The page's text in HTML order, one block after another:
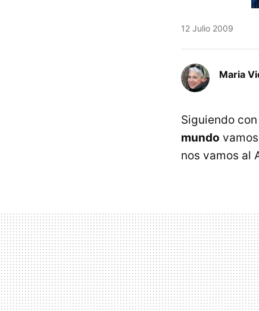
12 Julio 2009
Maria
Siguiendo
mundo
nos vamos al